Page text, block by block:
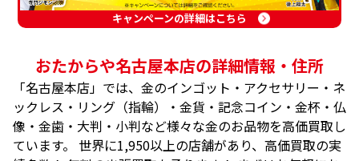
キャンペーンの詳細はこちら
おたからや名古屋本店の詳細情報・住所
「名古屋本店」では、金のインゴット・アクセサリー・ネ
ックレス・リング（指輪）・金貨・記念コイン・金杯・仏
像・金歯・大判・小判など様々な金のお品物を高価買取し
ています。 世界に1,950以上の店舗があり、高価買取の実